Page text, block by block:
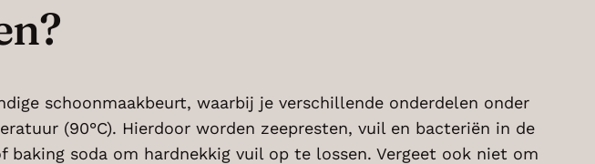
schoonmaakbeurt, waarbij je verschillende onderdelen onder
(90°C). Hierdoor worden zeepresten, vuil en bacteriën in de
soda om hardnekkig vuil op te lossen. Vergeet ook niet om